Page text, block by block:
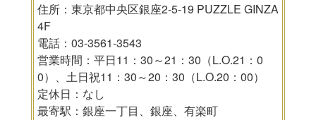
住所：東京都中央区銀座2-5-19 PUZZLE GINZA
4F
電話：03-3561-3543
営業時間：平日11：30～21：30（L.O.21：0
0）、土日祝11：30～20：30（L.O.20：00）
定休日：なし
最寄駅：銀座一丁目、銀座、有楽町